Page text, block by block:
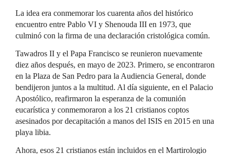
La idea era conmemorar los cuarenta años del histórico
encuentro entre Pablo VI y Shenouda III en 1973, que
culminó con la firma de una declaración cristológica común.
Tawadros II y el Papa Francisco se reunieron nuevamente
diez años después, en mayo de 2023. Primero, se encontraron
en la Plaza de San Pedro para la Audiencia General, donde
bendijeron juntos a la multitud. Al día siguiente, en el Palacio
Apostólico, reafirmaron la esperanza de la comunión
eucarística y conmemoraron a los 21 cristianos coptos
asesinados por decapitación a manos del ISIS en 2015 en una
playa libia.
Ahora, esos 21 cristianos están incluidos en el Martirologio